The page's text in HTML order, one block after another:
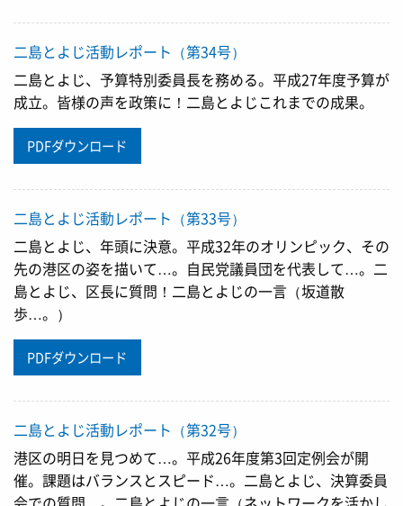
二島とよじ活動レポート（第34号）
二島とよじ、予算特別委員長を務める。平成27年度予算が
成立。皆様の声を政策に！二島とよじこれまでの成果。
PDFダウンロード
二島とよじ活動レポート（第33号）
二島とよじ、年頭に決意。平成32年のオリンピック、その
先の港区の姿を描いて…。自民党議員団を代表して…。二
島とよじ、区長に質問！二島とよじの一言（坂道散
歩…。）
PDFダウンロード
二島とよじ活動レポート（第32号）
港区の明日を見つめて…。平成26年度第3回定例会が開
催。課題はバランスとスピード…。二島とよじ、決算委員